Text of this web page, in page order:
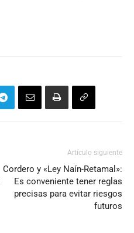
Artículo siguiente
Cordero y «Ley Naín-Retamal»:
Es conveniente tener reglas
precisas para evitar riesgos
futuros